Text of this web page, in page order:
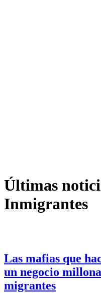
Últimas
Inmigrantes
Las mafias que
un negocio
migrantes